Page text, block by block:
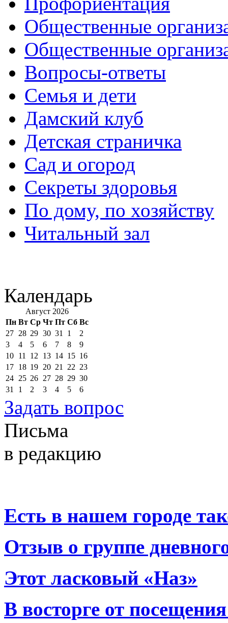
Общественные
Общественные
Вопросы-ответы
Семья и дети
Дамский клуб
Детская страничка
Сад и огород
Секреты здоровья
По дому, по хозяйству
Читальный зал
Календарь
Август 2026
Пн Вт Ср Чт Пт Сб Вс
27 28 29 30 31 1
2
3
4 5 6 7 8
9
10 11 12 13 14 15 16
17 18 19 20 21 22 23
24 25 26 27 28 29 30
31
1 2 3 4 5 6
Задать вопрос
Письма
в редакцию
Есть в нашем городе
Отзыв о группе
Этот ласковый «Наз»
В восторге от